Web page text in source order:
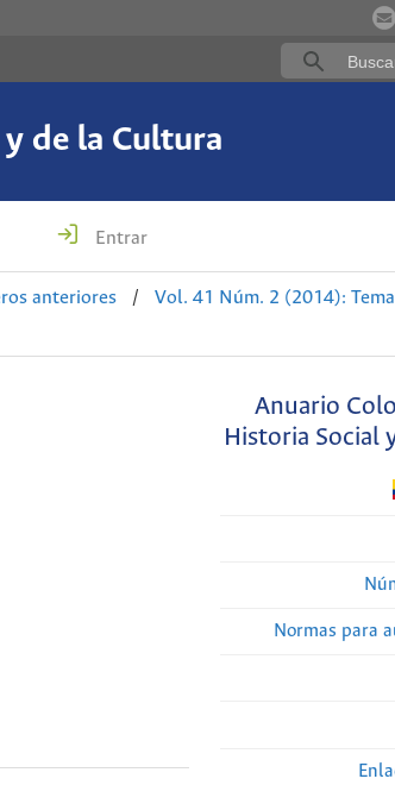
de la Cultura
Entrar
anteriores / Vol. 41 Núm. 2 (2014):
Anuario
Historia Social
Normas para